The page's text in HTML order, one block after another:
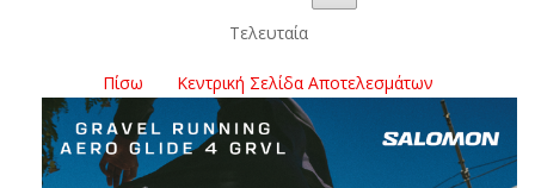
Τελευταία
Πίσω Κεντρική Σελίδα Αποτελεσμάτων